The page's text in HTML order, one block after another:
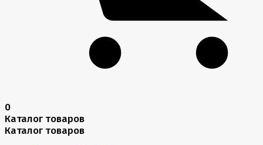
0
Каталог товаров
Каталог товаров